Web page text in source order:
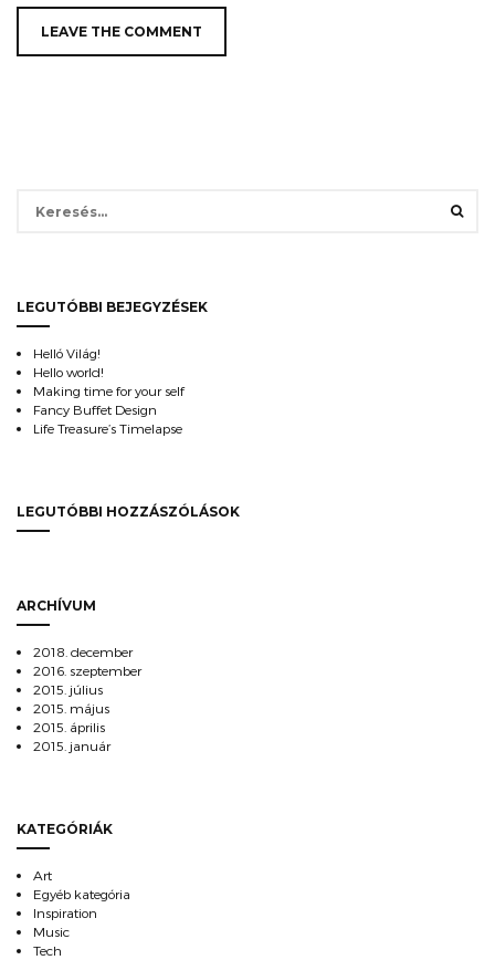
LEGUTÓBBI BEJEGYZÉSEK
Helló Világ!
Hello world!
Making time for your self
Fancy Buffet Design
Life Treasure’s Timelapse
LEGUTÓBBI HOZZÁSZÓLÁSOK
ARCHÍVUM
2018. december
2016. szeptember
2015. július
2015. május
2015. április
2015. január
KATEGÓRIÁK
Art
Egyéb kategória
Inspiration
Music
Tech